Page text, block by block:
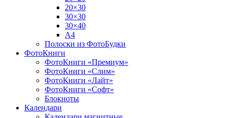
20×30
30×30
30×40
A4
Полоски из ФотоБудки
ФотоКниги
ФотоКниги «Премиум»
ФотоКниги «Слим»
ФотоКниги «Лайт»
ФотоКниги «Софт»
Блокноты
Календари